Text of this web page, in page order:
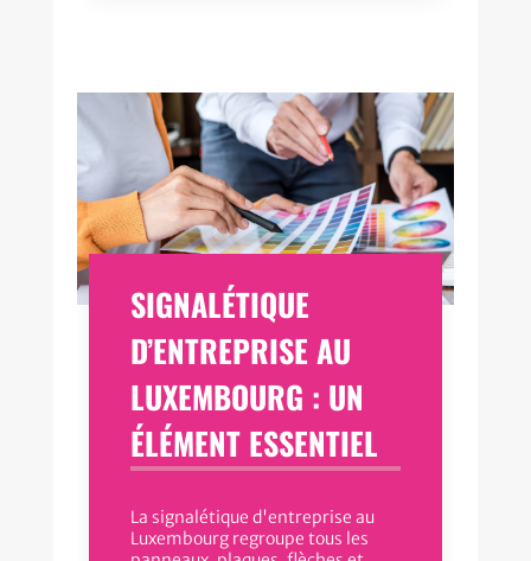
SIGNALÉTIQUE
D’ENTREPRISE AU
LUXEMBOURG : UN
ÉLÉMENT ESSENTIEL
La signalétique d'entreprise au
Luxembourg regroupe tous les